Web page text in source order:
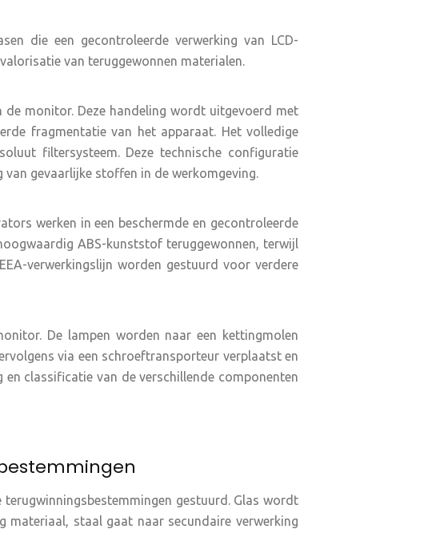
die een gecontroleerde verwerking van LCD-
van teruggewonnen materialen.
de monitor. Deze handeling wordt uitgevoerd met
fragmentatie van het apparaat. Het volledige
filtersysteem. Deze technische configuratie
gevaarlijke stoffen in de werkomgeving.
werken in een beschermde en gecontroleerde
ABS-kunststof teruggewonnen, terwijl
verwerkingslijn worden gestuurd voor verdere
De lampen worden naar een kettingmolen
via een schroeftransporteur verplaatst en
classificatie van de verschillende componenten
gestuurd. Glas wordt
materiaal, staal gaat naar secundaire verwerking